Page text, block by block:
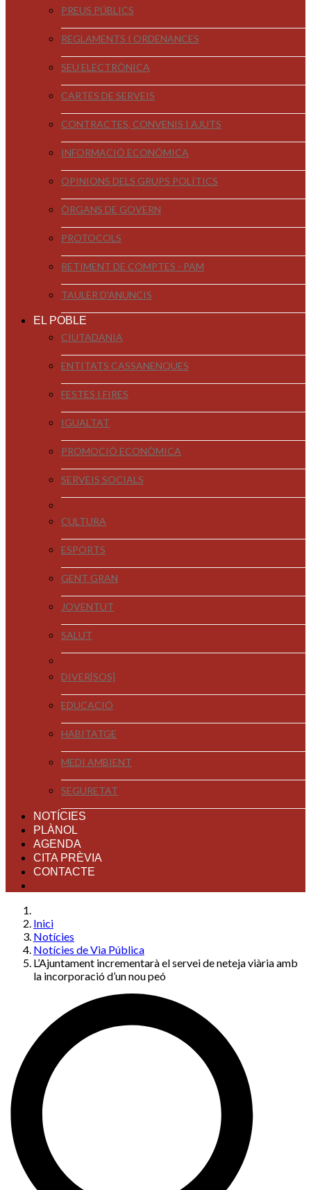
PREUS PÚBLICS
REGLAMENTS I ORDENANCES
SEU ELECTRÒNICA
CARTES DE SERVEIS
CONTRACTES, CONVENIS I AJUTS
INFORMACIÓ ECONÒMICA
OPINIONS DELS GRUPS POLÍTICS
ÒRGANS DE GOVERN
PROTOCOLS
RETIMENT DE COMPTES - PAM
TAULER D'ANUNCIS
EL POBLE
CIUTADANIA
ENTITATS CASSANENQUES
FESTES I FIRES
IGUALTAT
PROMOCIÓ ECONÒMICA
SERVEIS SOCIALS
CULTURA
ESPORTS
GENT GRAN
JOVENTUT
SALUT
DIVER[SOS]
EDUCACIÓ
HABITATGE
MEDI AMBIENT
SEGURETAT
NOTÍCIES
PLÀNOL
AGENDA
CITA PRÈVIA
CONTACTE
Inici
Notícies
Notícies de Via Pública
L’Ajuntament incrementarà el servei de neteja viària amb
la incorporació d’un nou peó